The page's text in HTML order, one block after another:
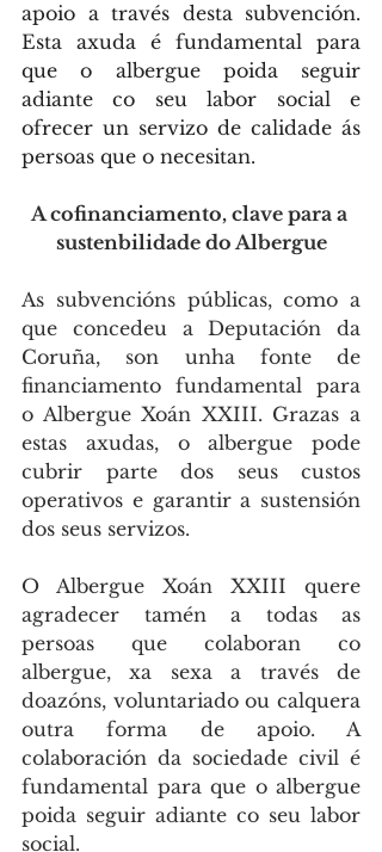
apoio a través desta subvención.
Esta axuda é fundamental para
que o albergue poida seguir
adiante co seu labor social e
ofrecer un servizo de calidade ás
persoas que o necesitan.
A cofinanciamento, clave para a
sustenbilidade do Albergue
As subvencións públicas, como a
que concedeu a Deputación da
Coruña, son unha fonte de
financiamento fundamental para
o Albergue Xoán XXIII. Grazas a
estas axudas, o albergue pode
cubrir parte dos seus custos
operativos e garantir a sustensión
dos seus servizos.
O Albergue Xoán XXIII quere
agradecer tamén a todas as
persoas que colaboran co
albergue, xa sexa a través de
doazóns, voluntariado ou calquera
outra forma de apoio. A
colaboración da sociedade civil é
fundamental para que o albergue
poida seguir adiante co seu labor
social.